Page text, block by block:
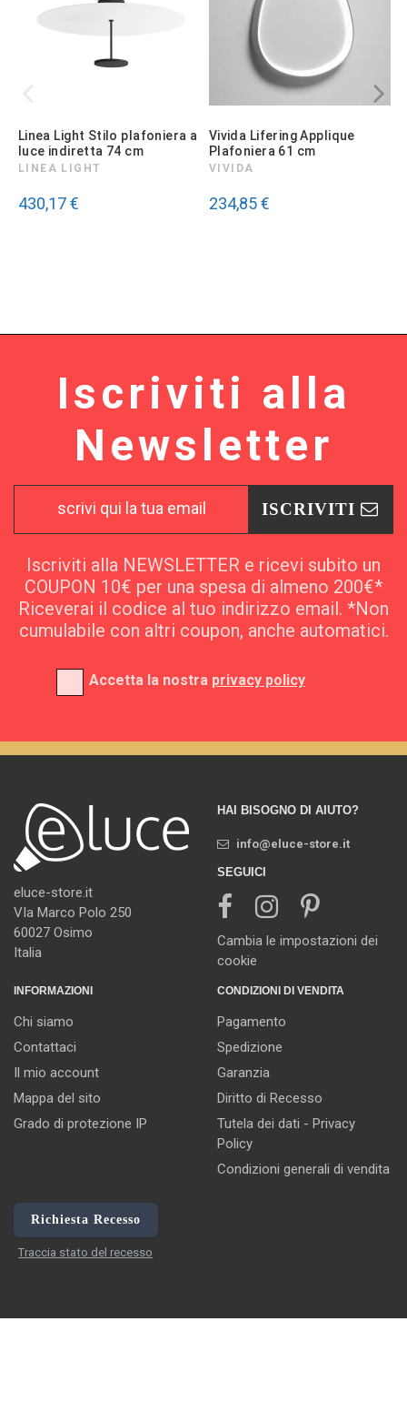
Linea Light Stilo plafoniera a
luce indiretta 74 cm
LINEA LIGHT
430,17 €
Vivida Lifering Applique
Plafoniera 61 cm
VIVIDA
234,85 €
Iscriviti alla
Newsletter
ISCRIVITI
Iscriviti alla NEWSLETTER e ricevi subito un
COUPON 10€ per una spesa di almeno 200€*
Riceverai il codice al tuo indirizzo email. *Non
cumulabile con altri coupon, anche automatici.
Accetta la nostra privacy policy
eluce-store.it
VIa Marco Polo 250
60027 Osimo
Italia
HAI BISOGNO DI AIUTO?
info@eluce-store.it
SEGUICI
Cambia le impostazioni dei
cookie
INFORMAZIONI
Chi siamo
Contattaci
Il mio account
Mappa del sito
Grado di protezione IP
CONDIZIONI DI VENDITA
Pagamento
Spedizione
Garanzia
Diritto di Recesso
Tutela dei dati - Privacy
Policy
Condizioni generali di vendita
Richiesta Recesso
Traccia stato del recesso